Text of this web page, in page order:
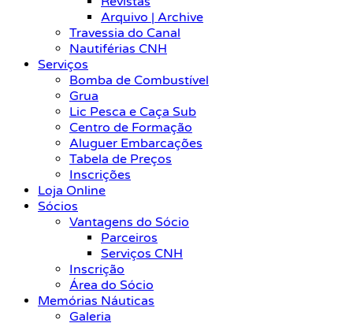
Arquivo | Archive
Travessia do Canal
Nautiférias CNH
Serviços
Bomba de Combustível
Grua
Lic Pesca e Caça Sub
Centro de Formação
Aluguer Embarcações
Tabela de Preços
Inscrições
Loja Online
Sócios
Vantagens do Sócio
Parceiros
Serviços CNH
Inscrição
Área do Sócio
Memórias Náuticas
Galeria